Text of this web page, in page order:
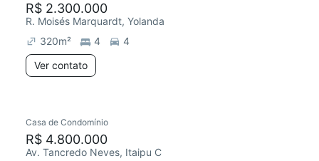
R$ 2.300.000
R. Moisés Marquardt, Yolanda
320m² 4
4
Ver contato
Casa de Condomínio
R$ 4.800.000
Av. Tancredo Neves, Itaipu C